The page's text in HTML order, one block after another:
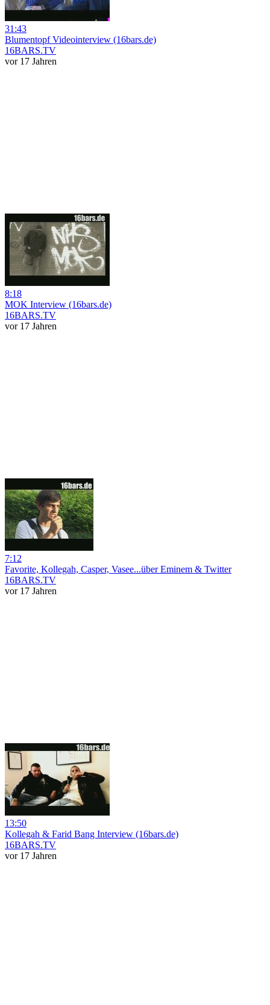
31:43
Blumentopf Videointerview (16bars.de)
16BARS.TV
vor 17 Jahren
8:18
MOK Interview (16bars.de)
16BARS.TV
vor 17 Jahren
7:12
Favorite, Kollegah, Casper, Vasee...über Eminem & Twitter
16BARS.TV
vor 17 Jahren
13:50
Kollegah & Farid Bang Interview (16bars.de)
16BARS.TV
vor 17 Jahren